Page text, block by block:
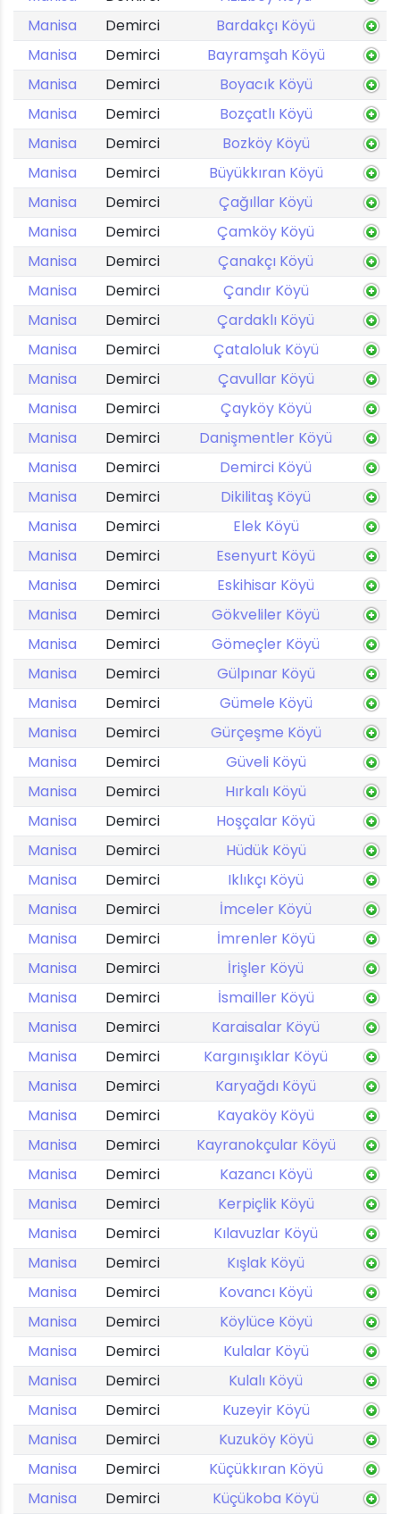
Manisa
Demirci
Bardakçı Köyü
Manisa
Demirci
Bayramşah Köyü
Manisa
Demirci
Boyacık Köyü
Manisa
Demirci
Bozçatlı Köyü
Manisa
Demirci
Bozköy Köyü
Manisa
Demirci
Büyükkıran Köyü
Manisa
Demirci
Çağıllar Köyü
Manisa
Demirci
Çamköy Köyü
Manisa
Demirci
Çanakçı Köyü
Manisa
Demirci
Çandır Köyü
Manisa
Demirci
Çardaklı Köyü
Manisa
Demirci
Çataloluk Köyü
Manisa
Demirci
Çavullar Köyü
Manisa
Demirci
Çayköy Köyü
Manisa
Demirci
Danişmentler Köyü
Manisa
Demirci
Demirci Köyü
Manisa
Demirci
Dikilitaş Köyü
Manisa
Demirci
Elek Köyü
Manisa
Demirci
Esenyurt Köyü
Manisa
Demirci
Eskihisar Köyü
Manisa
Demirci
Gökveliler Köyü
Manisa
Demirci
Gömeçler Köyü
Manisa
Demirci
Gülpınar Köyü
Manisa
Demirci
Gümele Köyü
Manisa
Demirci
Gürçeşme Köyü
Manisa
Demirci
Güveli Köyü
Manisa
Demirci
Hırkalı Köyü
Manisa
Demirci
Hoşçalar Köyü
Manisa
Demirci
Hüdük Köyü
Manisa
Demirci
Iklıkçı Köyü
Manisa
Demirci
İmceler Köyü
Manisa
Demirci
İmrenler Köyü
Manisa
Demirci
İrişler Köyü
Manisa
Demirci
İsmailler Köyü
Manisa
Demirci
Karaisalar Köyü
Manisa
Demirci
Kargınışıklar Köyü
Manisa
Demirci
Karyağdı Köyü
Manisa
Demirci
Kayaköy Köyü
Manisa
Demirci
Kayranokçular Köyü
Manisa
Demirci
Kazancı Köyü
Manisa
Demirci
Kerpiçlik Köyü
Manisa
Demirci
Kılavuzlar Köyü
Manisa
Demirci
Kışlak Köyü
Manisa
Demirci
Kovancı Köyü
Manisa
Demirci
Köylüce Köyü
Manisa
Demirci
Kulalar Köyü
Manisa
Demirci
Kulalı Köyü
Manisa
Demirci
Kuzeyir Köyü
Manisa
Demirci
Kuzuköy Köyü
Manisa
Demirci
Küçükkıran Köyü
Manisa
Demirci
Küçükoba Köyü